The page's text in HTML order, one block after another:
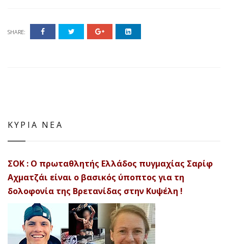
SHARE:
ΚΥΡΙΑ ΝΕΑ
ΣΟΚ : Ο πρωταθλητής Ελλάδος πυγμαχίας Σαρίφ
Αχματζάι είναι ο βασικός ύποπτος για τη
δολοφονία της Βρετανίδας στην Κυψέλη !